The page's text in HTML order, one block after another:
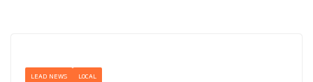
LEAD NEWS LOCAL